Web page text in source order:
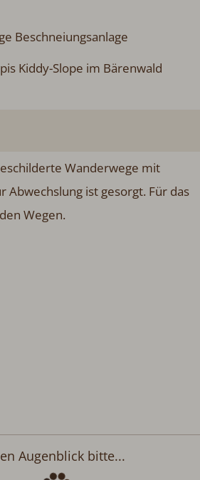
Beschneiungsanlage
Kiddy-Slope im Bärenwald
Wanderwege mit
ist gesorgt. Für das
Wegen.
Augenblick bitte...